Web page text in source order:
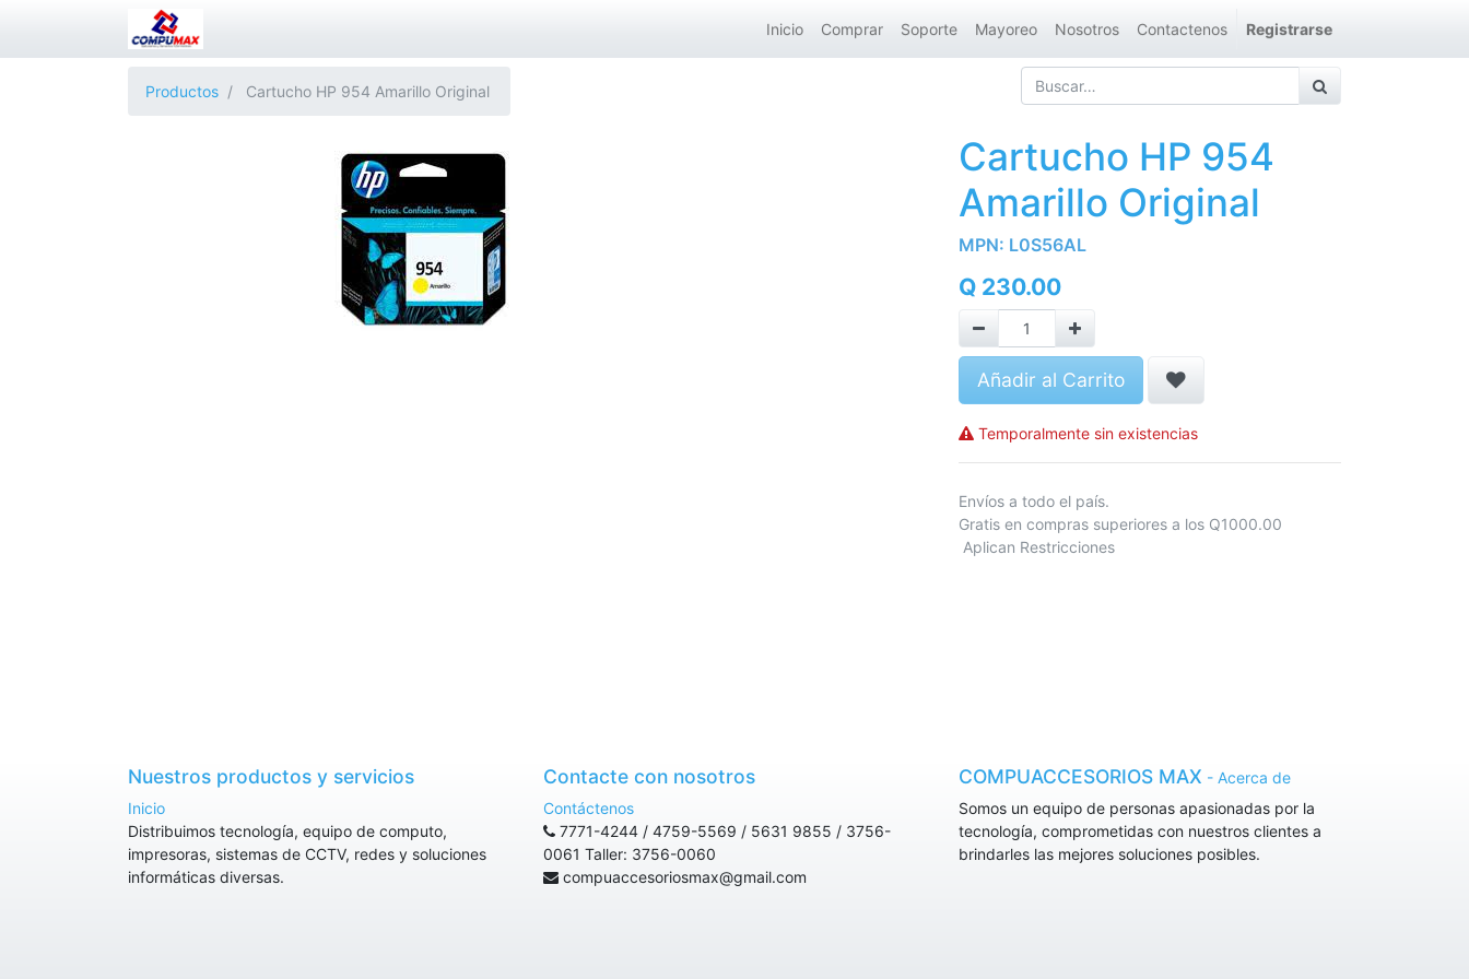
Inicio Comprar Soporte Mayoreo Nosotros Contactenos Registrarse
Productos Cartucho HP 954 Amarillo Original
Cartucho HP 954
Amarillo Original
MPN: L0S56AL
Q 230.00
Añadir al Carrito
Temporalmente sin existencias
Envíos a todo el país.
Gratis en compras superiores a los Q1000.00
Aplican Restricciones
Nuestros productos y servicios
Inicio
Distribuimos tecnología, equipo de computo,
impresoras, sistemas de CCTV, redes y soluciones
informáticas diversas.
Contacte con nosotros
Contáctenos
7771-4244 / 4759-5569 / 5631 9855 / 3756-
0061 Taller: 3756-0060
compuaccesoriosmax@gmail.com
COMPUACCESORIOS MAX - Acerca de
Somos un equipo de personas apasionadas por la
tecnología, comprometidas con nuestros clientes a
brindarles las mejores soluciones posibles.